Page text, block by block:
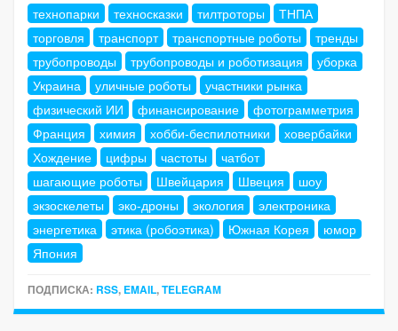
технопарки
техносказки тилтроторы
ТНПА
торговля
транспорт транспортные роботы
тренды
трубопроводы
трубопроводы и роботизация
уборка
Украина
уличные роботы
участники рынка
физический ИИ
финансирование
фотограмметрия
Франция
химия хобби-беспилотники
ховербайки
Хождение
цифры частоты
чатбот
шагающие роботы
Швейцария Швеция
шоу
экзоскелеты
эко-дроны экология
электроника
энергетика
этика (робоэтика) Южная Корея
юмор
Япония
ПОДПИСКА: RSS, EMAIL,TELEGRAM